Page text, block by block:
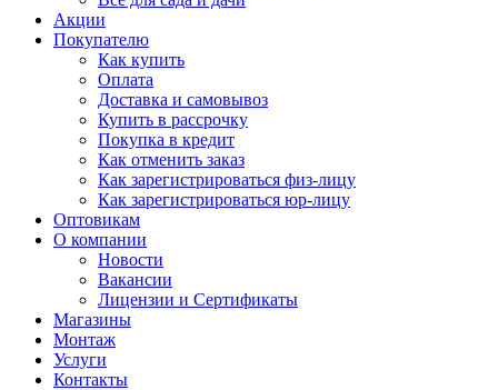
Акции
Покупателю
Как купить
Оплата
Доставка и самовывоз
Купить в рассрочку
Покупка в кредит
Как отменить заказ
Как зарегистрироваться физ-лицу
Как зарегистрироваться юр-лицу
Оптовикам
О компании
Новости
Вакансии
Лицензии и Сертификаты
Магазины
Монтаж
Услуги
Контакты